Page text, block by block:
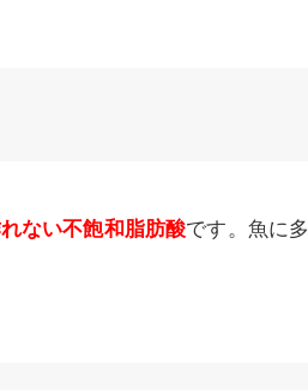
ない不飽和脂肪酸です。魚に多